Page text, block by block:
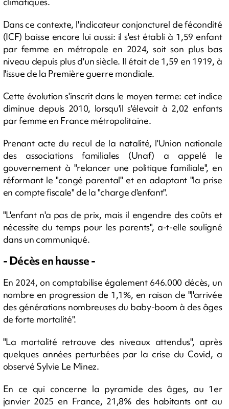
Dans ce contexte, l'indicateur conjoncturel de fécondité
(ICF) baisse encore lui aussi: il s'est établi à 1,59 enfant
par femme en métropole en 2024, soit son plus bas
niveau depuis plus d'un siècle. Il était de 1,59 en 1919, à
l'issue de la Première guerre mondiale.
Cette évolution s'inscrit dans le moyen terme: cet indice
diminue depuis 2010, lorsqu'il s'élevait à 2,02 enfants
par femme en France métropolitaine.
Prenant acte du recul de la natalité, l'Union nationale
des associations familiales (Unaf) a appelé le
gouvernement à "relancer une politique familiale", en
réformant le "congé parental" et en adaptant "la prise
en compte fiscale" de la "charge d'enfant".
"L'enfant n'a pas de prix, mais il engendre des coûts et
nécessite du temps pour les parents", a-t-elle souligné
dans un communiqué.
- Décès en hausse -
En 2024, on comptabilise également 646.000 décès, un
nombre en progression de 1,1%, en raison de "l'arrivée
des générations nombreuses du baby-boom à des âges
de forte mortalité".
"La mortalité retrouve des niveaux attendus", après
quelques années perturbées par la crise du Covid, a
observé Sylvie Le Minez.
En ce qui concerne la pyramide des âges, au 1er
janvier 2025 en France, 21,8% des habitants ont au